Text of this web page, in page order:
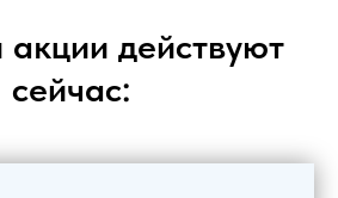
действуют
сейчас: